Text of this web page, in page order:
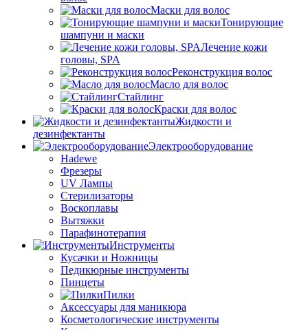
Маски для волос
Тонирующие
шампуни и маски
Лечение кожи
головы, SPA
Реконструкция волос
Масло для волос
Стайлинг
Краски для волос
Жидкости и
дезинфектанты
Электрооборудование
Hadewe
Фрезеры
UV Лампы
Стерилизаторы
Воскоплавы
Вытяжки
Парафинотерапия
Инструменты
Кусачки и Ножницы
Педикюрные инструменты
Пинцеты
Пилки
Аксессуары для маникюра
Косметологические инструменты